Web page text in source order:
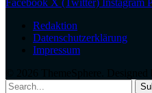
Facebook X (Twitter) Instagram
Redaktion
Datenschutzerklärung
Impressum